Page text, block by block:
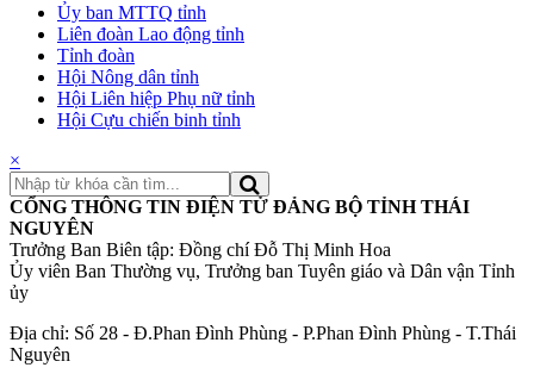
Ủy ban MTTQ tỉnh
Liên đoàn Lao động tỉnh
Tỉnh đoàn
Hội Nông dân tỉnh
Hội Liên hiệp Phụ nữ tỉnh
Hội Cựu chiến binh tỉnh
×
CỔNG THÔNG TIN ĐIỆN TỬ ĐẢNG BỘ TỈNH THÁI
NGUYÊN
Trưởng Ban Biên tập: Đồng chí Đỗ Thị Minh Hoa
Ủy viên Ban Thường vụ, Trưởng ban Tuyên giáo và Dân vận Tỉnh
ủy
Địa chỉ: Số 28 - Đ.Phan Đình Phùng - P.Phan Đình Phùng - T.Thái
Nguyên